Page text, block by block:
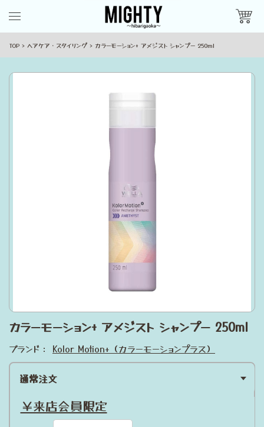
TOP ヘアケア・スタイリング カラーモーション+ アメジスト シャンプー 250ml
カラーモーション+ アメジスト シャンプー 250ml
ブランド： Kolor Motion+（カラーモーションプラス）
通常注文
￥来店会員限定